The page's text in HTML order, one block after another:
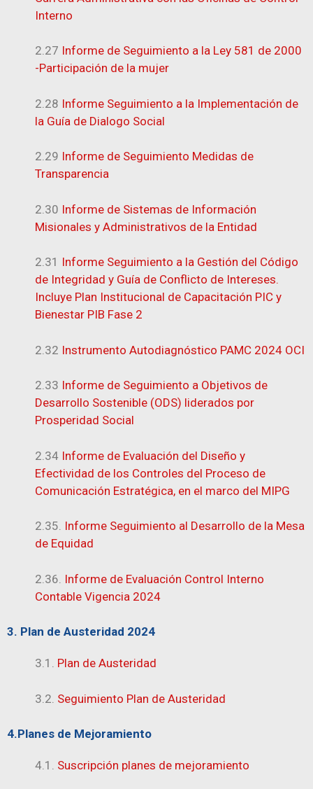
Interno
2.27 Informe de Seguimiento a la Ley 581 de 2000
-Participación de la mujer
2.28 Informe Seguimiento a la Implementación de
la Guía de Dialogo Social
2.29 Informe de Seguimiento Medidas de
Transparencia
2.30 Informe de Sistemas de Información
Misionales y Administrativos de la Entidad
2.31 Informe Seguimiento a la Gestión del Código
de Integridad y Guía de Conflicto de Intereses.
Incluye Plan Institucional de Capacitación PIC y
Bienestar PIB Fase 2
2.32 Instrumento Autodiagnóstico PAMC 2024 OCI
2.33 Informe de Seguimiento a Objetivos de
Desarrollo Sostenible (ODS) liderados por
Prosperidad Social
2.34 Informe de Evaluación del Diseño y
Efectividad de los Controles del Proceso de
Comunicación Estratégica, en el marco del MIPG
2.35. Informe Seguimiento al Desarrollo de la Mesa
de Equidad
2.36. Informe de Evaluación Control Interno
Contable Vigencia 2024
3. Plan de Austeridad 2024
3.1. Plan de Austeridad
3.2. Seguimiento Plan de Austeridad
4.Planes de Mejoramiento
4.1. Suscripción planes de mejoramiento